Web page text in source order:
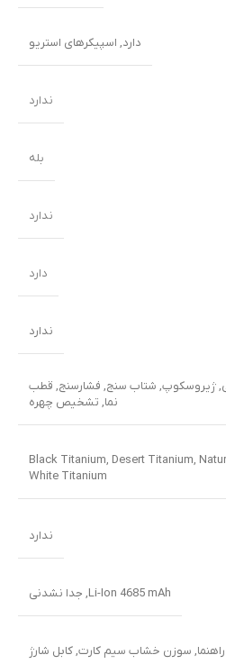
دارد, اسپیکرهای استریو
ندارد
بله
ندارد
دارد
ندارد
,ژیروسکوپ, شتاب سنج, فشارسنج, قطب
نما, تشخیص چهره
Black Titanium, Desert Titanium,
White Titanium
ندارد
Li-Ion 4685 mAh, جدا نشدنی
, سوزن خشاب سیم کارت,کابل شارژ